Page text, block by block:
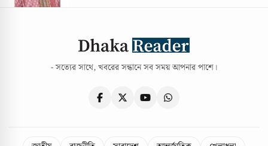
- সত্যের সাথে, খবরের সন্ধানে সব সময় আপনার পাশে।